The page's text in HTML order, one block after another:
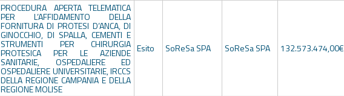
PROCEDURA APERTA TELEMATICA
PER L’AFFIDAMENTO DELLA
FORNITURA DI PROTESI D’ANCA, DI
GINOCCHIO, DI SPALLA, CEMENTI E
STRUMENTI PER CHIRURGIA
PROTESICA PER LE AZIENDE
SANITARIE, OSPEDALIERE ED
OSPEDALIERE UNIVERSITARIE, IRCCS
DELLA REGIONE CAMPANIA E DELLA
REGIONE MOLISE
Esito SoReSa SPA SoReSa SPA 132.573.474,00€